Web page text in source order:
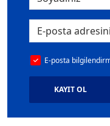
E-posta
KAYIT OL